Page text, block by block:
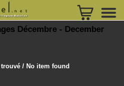
Décembre - December
/ No item found